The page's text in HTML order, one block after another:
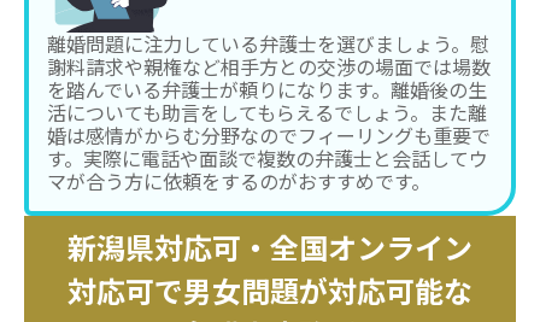
離婚問題に注力している弁護士を選びましょう。慰
謝料請求や親権など相手方との交渉の場面では場数
を踏んでいる弁護士が頼りになります。離婚後の生
活についても助言をしてもらえるでしょう。また離
婚は感情がからむ分野なのでフィーリングも重要で
す。実際に電話や面談で複数の弁護士と会話してウ
マが合う方に依頼をするのがおすすめです。
新潟県対応可・全国オンライン
対応可で男女問題が対応可能な